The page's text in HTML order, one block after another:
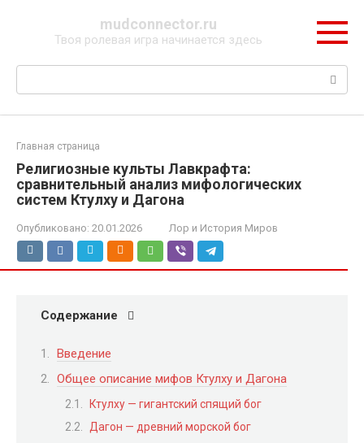
mudconnector.ru
Твоя ролевая игра начинается здесь
Поиск:
Главная страница
Религиозные культы Лавкрафта:
сравнительный анализ мифологических
систем Ктулху и Дагона
Опубликовано: 20.01.2026 Лор и История Миров
Содержание
Введение
Общее описание мифов Ктулху и Дагона
Ктулху — гигантский спящий бог
Дагон — древний морской бог